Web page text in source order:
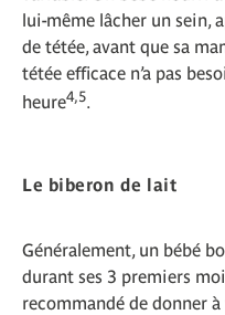
lui-même lâcher un sein,
de tétée, avant que sa
tétée efficace n’a pas
heure4,5.
Le biberon de lait
Généralement, un bébé
durant ses 3 premiers
recommandé de donner